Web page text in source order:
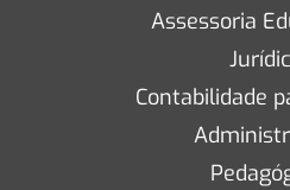
Assessoria
Contabilidade